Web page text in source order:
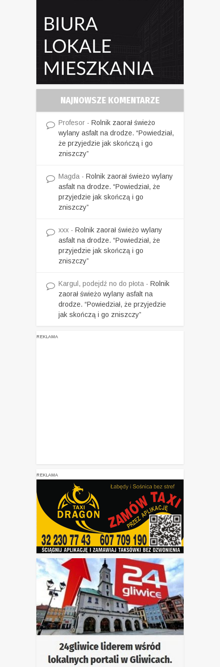
NAJNOWSZE KOMENTARZE
Profesor - Rolnik zaorał świeżo
wylany asfalt na drodze. “Powiedział,
że przyjedzie jak skończą i go
zniszczy”
Magda - Rolnik zaorał świeżo wylany
asfalt na drodze. “Powiedział, że
przyjedzie jak skończą i go
zniszczy”
xxx - Rolnik zaorał świeżo wylany
asfalt na drodze. “Powiedział, że
przyjedzie jak skończą i go
zniszczy”
Kargul, podejdź no do płota - Rolnik
zaorał świeżo wylany asfalt na
drodze. “Powiedział, że przyjedzie
jak skończą i go zniszczy”
REKLAMA
REKLAMA